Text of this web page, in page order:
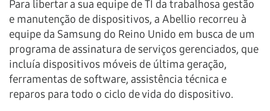
Para libertar a sua equipe de TI da trabalhosa gestão
e manutenção de dispositivos, a Abellio recorreu à
equipe da Samsung do Reino Unido em busca de um
programa de assinatura de serviços gerenciados, que
incluía dispositivos móveis de última geração,
ferramentas de software, assistência técnica e
reparos para todo o ciclo de vida do dispositivo.